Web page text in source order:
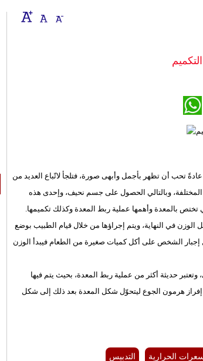
تحب أن تظهر بأجمل وأبهى صورة، فتلجأ لاتّباع العديد من
وبالتالي الحصول على جسم نحيف، وإحدى هذه
تختص بالمعدة وأهمها عملية ربط المعدة وكذلك تكميمها.
في النهاية، ويتم إجراؤها من خلال قيام الطبيب بوضع
الشخص على أكل كميات صغيرة من الطعام فيبدأ الوزن
حديثة أكثر من عملية ربط المعدة، بحيث يتم فيها
وتحديداً الجزء المسؤول عن إفراز هرمون الجوع ليتحوّل شكل المعدة بعد ذلك إلى شكل
الحرارية التدبيس